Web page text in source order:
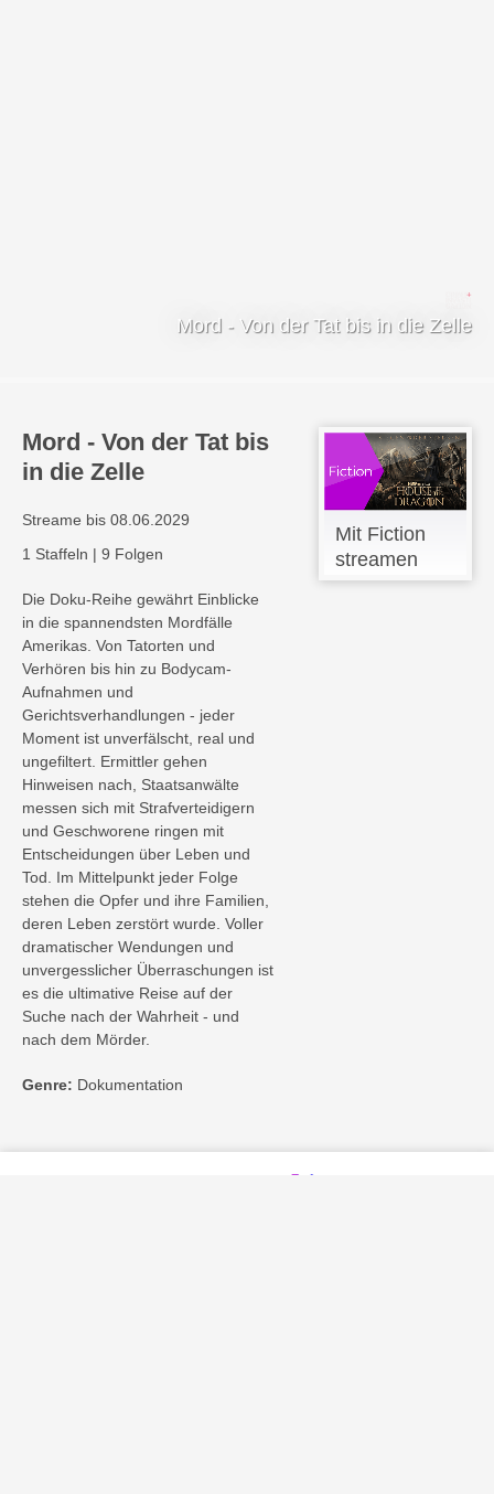
Mord - Von der Tat bis in die Zelle
Mord - Von der Tat bis
in die Zelle
Streame bis 08.06.2029
1 Staffeln | 9 Folgen
Die Doku-Reihe gewährt Einblicke
in die spannendsten Mordfälle
Amerikas. Von Tatorten und
Verhören bis hin zu Bodycam-
Aufnahmen und
Gerichtsverhandlungen - jeder
Moment ist unverfälscht, real und
ungefiltert. Ermittler gehen
Hinweisen nach, Staatsanwälte
messen sich mit Strafverteidigern
und Geschworene ringen mit
Entscheidungen über Leben und
Tod. Im Mittelpunkt jeder Folge
stehen die Opfer und ihre Familien,
deren Leben zerstört wurde. Voller
dramatischer Wendungen und
unvergesslicher Überraschungen ist
es die ultimative Reise auf der
Suche nach der Wahrheit - und
nach dem Mörder.
Genre: Dokumentation
Mit Fiction
streamen